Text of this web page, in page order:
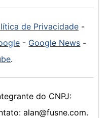
de Privacidade-
- Google News -
.
do CNPJ:
alan@fusne.com.